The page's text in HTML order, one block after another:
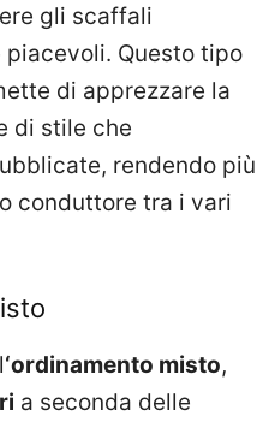
gli scaffali
Questo tipo
di apprezzare la
di stile che
rendendo più
conduttore tra i vari
‘ordinamento misto,
a seconda delle